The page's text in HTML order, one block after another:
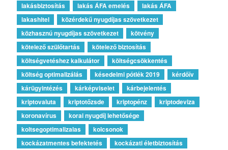
lakásbiztosítás
lakás ÁFA emelés
lakás ÁFA
lakashitel
közérdekű nyugdíjas szövetkezet
közhasznú nyugdíjas szövetkezet
kötvény
kötelező szülőtartás
kötelező biztosítás
költségvetéshez kalkulátor
költségcsökkentés
költség optimalizálás
késedelmi pótlék 2019
kérdőív
kárügyintézés
kárképviselet
kárbejelentés
kriptovaluta
kriptotőzsde kriptopénz
kriptodeviza
koronavírus
korai nyugdíj lehetősége
koltsegoptimalizalas
kolcsonok
kockázatmentes befektetés
kockázati életbiztosítás